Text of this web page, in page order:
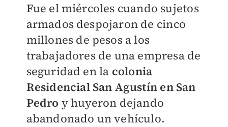
Fue el miércoles cuando sujetos
armados despojaron de cinco
millones de pesos a los
trabajadores de una empresa de
seguridad en la colonia
Residencial San Agustín en San
Pedro y huyeron dejando
abandonado un vehículo.